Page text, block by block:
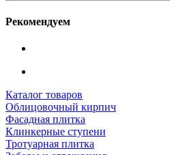
Рекомендуем
Каталог товаров
Облицовочный кирпич
Фасадная плитка
Клинкерные ступени
Тротуарная плитка